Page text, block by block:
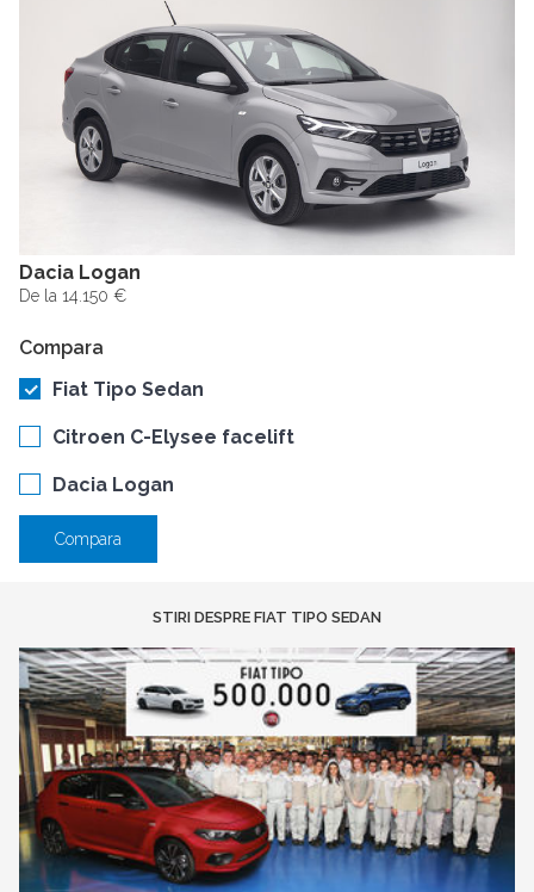
Dacia Logan
De la 14.150 €
Compara
Fiat Tipo Sedan
Citroen C-Elysee facelift
Dacia Logan
Compara
STIRI DESPRE FIAT TIPO SEDAN